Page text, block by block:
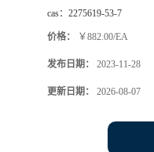
cas： 2275619-53-7
价格： ￥882.00/EA
发布日期： 2023-11-28
更新日期： 2026-08-07